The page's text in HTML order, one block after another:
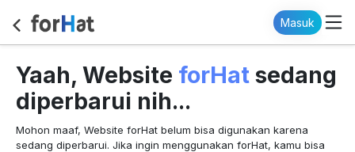
Masuk
Yaah, Website forHat sedang
diperbarui nih...
Mohon maaf, Website forHat belum bisa digunakan karena
sedang diperbarui. Jika ingin menggunakan forHat, kamu bisa